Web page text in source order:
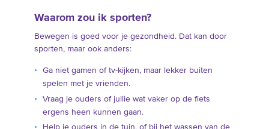
Waarom zou ik sporten?
Bewegen is goed voor je gezondheid. Dat kan door
sporten, maar ook anders:
Ga niet gamen of tv-kijken, maar lekker buiten
spelen met je vrienden.
Vraag je ouders of jullie wat vaker op de fiets
ergens heen kunnen gaan.
Help je ouders in de tuin, of bij het wassen van de